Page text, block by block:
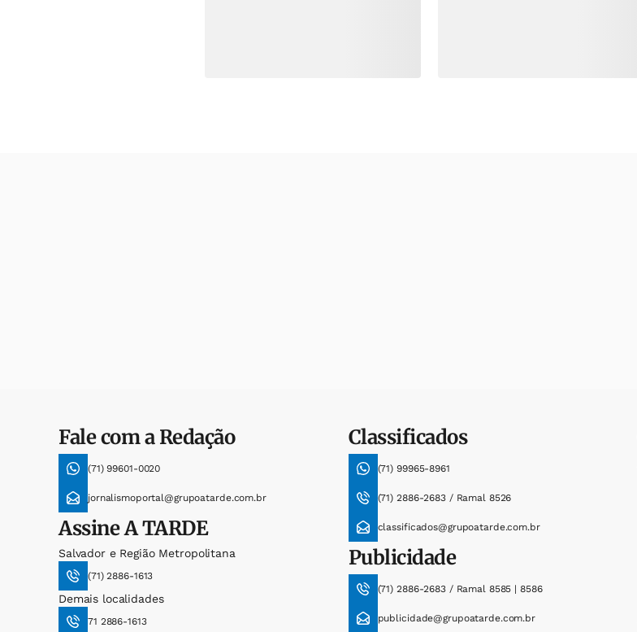
Fale com a Redação
(71) 99601-0020
jornalismoportal@grupoatarde.com.br
AssineA TARDE
Salvador e Região Metropolitana
(71) 2886-1613
Demais localidades
71 2886-1613
Classificados
(71) 99965-8961
(71) 2886-2683 / Ramal 8526
classificados@grupoatarde.com.br
Publicidade
(71) 2886-2683 / Ramal 8585 | 8586
publicidade@grupoatarde.com.br